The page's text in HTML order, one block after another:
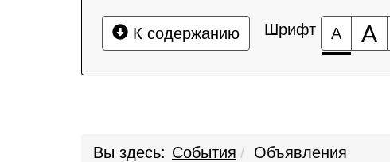
К содержанию Шрифт А А
Вы здесь: События Объявления